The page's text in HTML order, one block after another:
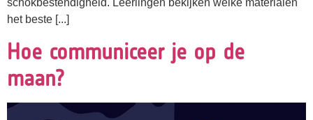
schokbestendigheid. Leerlingen bekijken welke materialen
het beste [...]
Hoe communiceer je op de
maan?